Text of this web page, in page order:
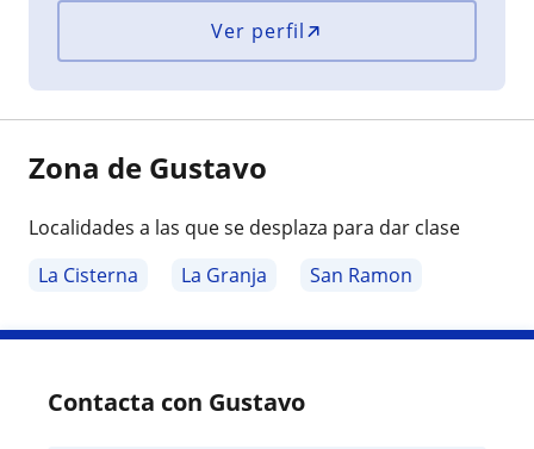
Ver perfil
Zona de Gustavo
Localidades a las que se desplaza para dar clase
La Cisterna
La Granja San Ramon
Contacta con Gustavo